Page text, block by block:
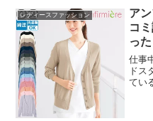
レディースファッション
ア
コ
っ
仕事
ドス
てい